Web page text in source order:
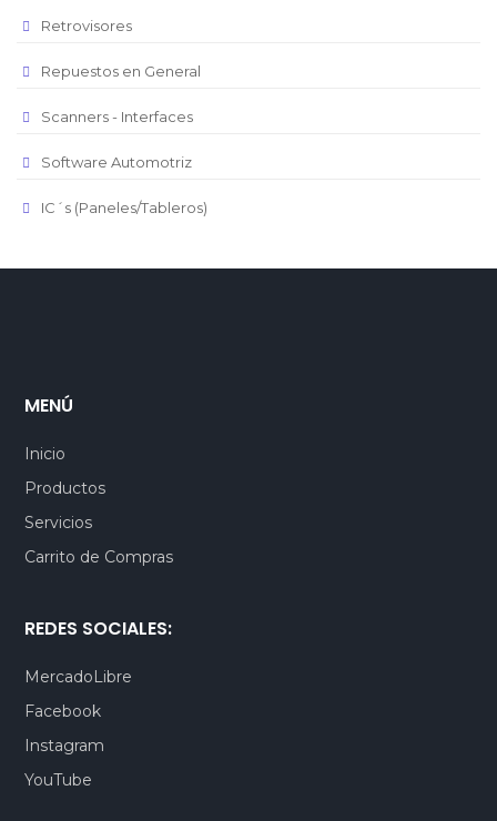
Retrovisores
Repuestos en General
Scanners - Interfaces
Software Automotriz
IC´s (Paneles/Tableros)
MENÚ
Inicio
Productos
Servicios
Carrito de Compras
REDES SOCIALES:
MercadoLibre
Facebook
Instagram
YouTube